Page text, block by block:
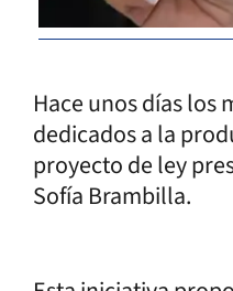
Hace unos días los
dedicados a la
proyecto de ley
Sofía Brambilla.